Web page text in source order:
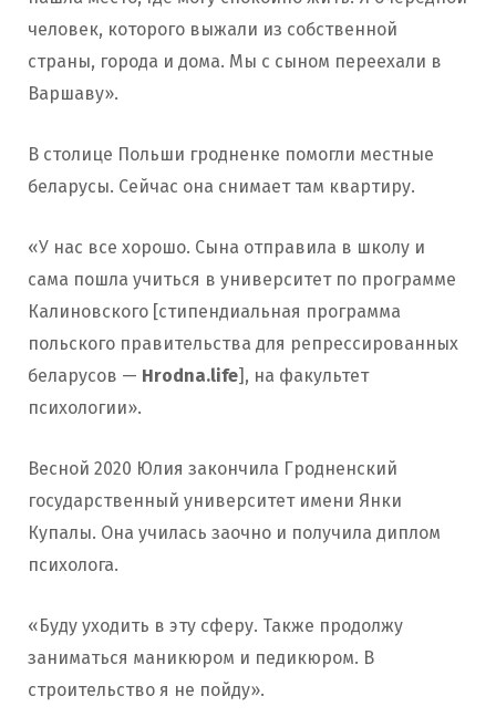
человек, которого выжали из собственной
страны, города и дома. Мы с сыном переехали в
Варшаву».
В столице Польши гродненке помогли местные
беларусы. Сейчас она снимает там квартиру.
«У нас все хорошо. Сына отправила в школу и
сама пошла учиться в университет по программе
Калиновского [стипендиальная программа
польского правительства для репрессированных
беларусов — Hrodna.life], на факультет
психологии».
Весной 2020 Юлия закончила Гродненский
государственный университет имени Янки
Купалы. Она училась заочно и получила диплом
психолога.
«Буду уходить в эту сферу. Также продолжу
заниматься маникюром и педикюром. В
строительство я не пойду».